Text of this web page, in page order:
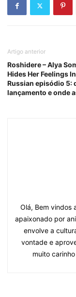
Artigo anterior
Roshidere – Alya
Hides Her Feelings In
Russian episódio 5:
lançamento e onde
Olá, Bem vindos
apaixonado por
envolve a
vontade e
muito